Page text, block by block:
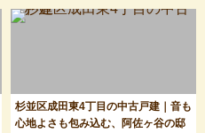
杉並区成田東4丁目の中古戸建｜音も
心地よさも包み込む、阿佐ヶ谷の邸